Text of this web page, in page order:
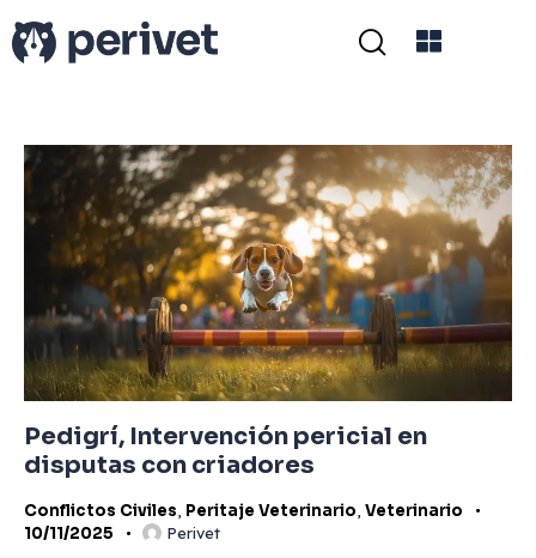
Pedigrí, Intervención pericial en
disputas con criadores
Conflictos Civiles Peritaje Veterinario Veterinario
10/11/2025
Perivet